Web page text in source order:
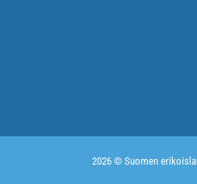
2026 © Suomen